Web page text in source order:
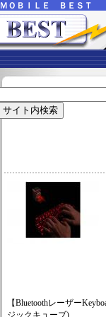
ＭＯＢＩＬＥ ＢＥＳＴ
【Bluetoothレーザー
ジックキューブ)